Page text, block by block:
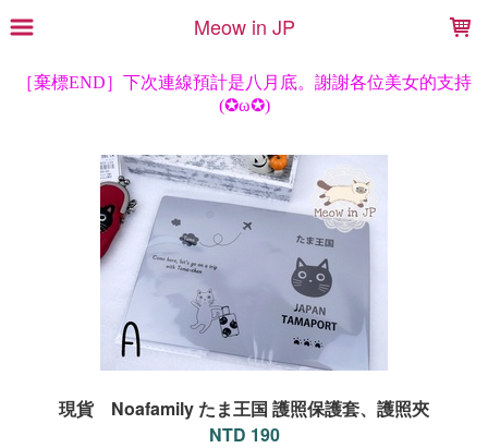
Meow in JP
現貨 Noafamily たま王国 護照保護套、護照夾
NTD 190